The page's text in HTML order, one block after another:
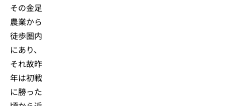
その金足
農業から
徒歩圏内
にあり、
それ故昨
年は初戦
に勝った